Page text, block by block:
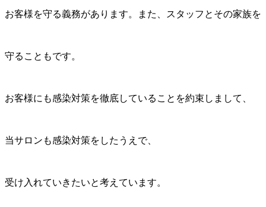
お客様を守る義務があります。また、スタッフとその家族を
守ることもです。
お客様にも感染対策を徹底していることを約束しまして、
当サロンも感染対策をしたうえで、
受け入れていきたいと考えています。